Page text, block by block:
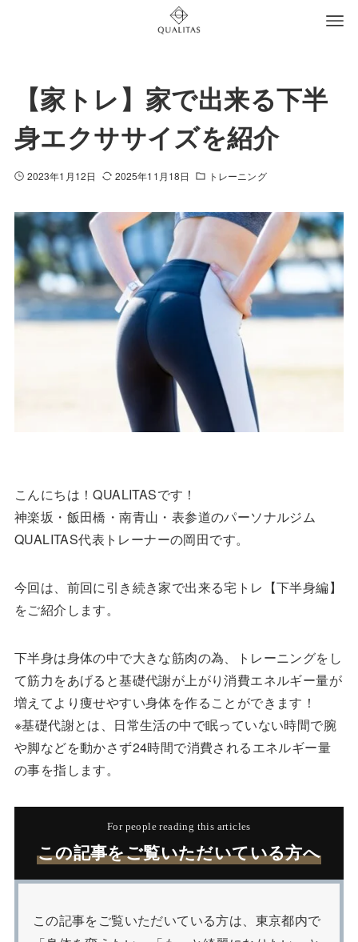
【家トレ】家で出来る下半
身エクササイズを紹介
2023年1月12日 2025年11月18日 トレーニング
こんにちは！QUALITASです！
神楽坂・飯田橋・南青山・表参道のパーソナルジム
QUALITAS代表トレーナーの岡田です。
今回は、前回に引き続き家で出来る宅トレ【下半身編】
をご紹介します。
下半身は身体の中で大きな筋肉の為、トレーニングをし
て筋力をあげると基礎代謝が上がり消費エネルギー量が
増えてより痩せやすい身体を作ることができます！
※基礎代謝とは、日常生活の中で眠っていない時間で腕
や脚などを動かさず24時間で消費されるエネルギー量
の事を指します。
For people reading this articles
この記事をご覧いただいている方へ
この記事をご覧いただいている方は、東京都内で